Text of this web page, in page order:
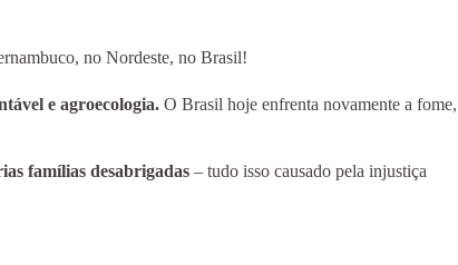
no Nordeste, no Brasil!
e agroecologia. O Brasil hoje enfrenta novamente a fome,
famílias desabrigadas – tudo isso causado pela injustiça